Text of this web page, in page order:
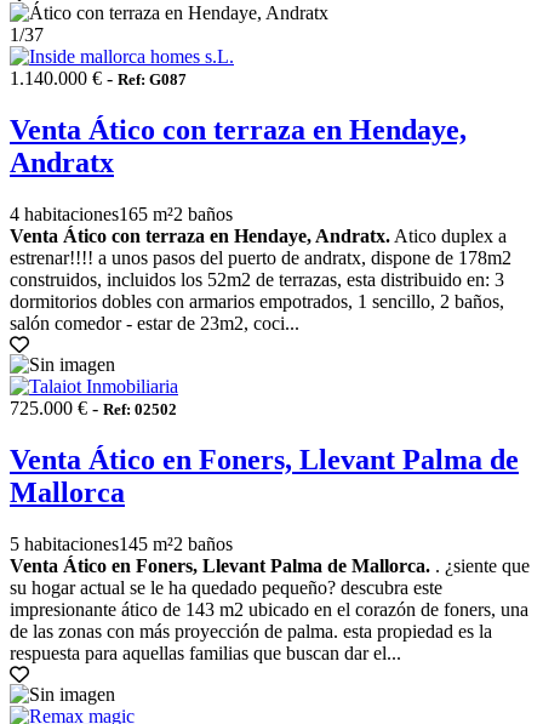
1/37
1.140.000 € - Ref: G087
Venta Ático con terraza en Hendaye,
Andratx
4 habitaciones165 m²2 baños
Venta Ático con terraza en Hendaye, Andratx. Atico duplex a
estrenar!!!! a unos pasos del puerto de andratx, dispone de 178m2
construidos, incluidos los 52m2 de terrazas, esta distribuido en: 3
dormitorios dobles con armarios empotrados, 1 sencillo, 2 baños,
salón comedor - estar de 23m2, coci...
725.000 € - Ref: 02502
Venta Ático en Foners, Llevant Palma de
Mallorca
5 habitaciones145 m²2 baños
Venta Ático en Foners, Llevant Palma de Mallorca. . ¿siente que
su hogar actual se le ha quedado pequeño? descubra este
impresionante ático de 143 m2 ubicado en el corazón de foners, una
de las zonas con más proyección de palma. esta propiedad es la
respuesta para aquellas familias que buscan dar el...